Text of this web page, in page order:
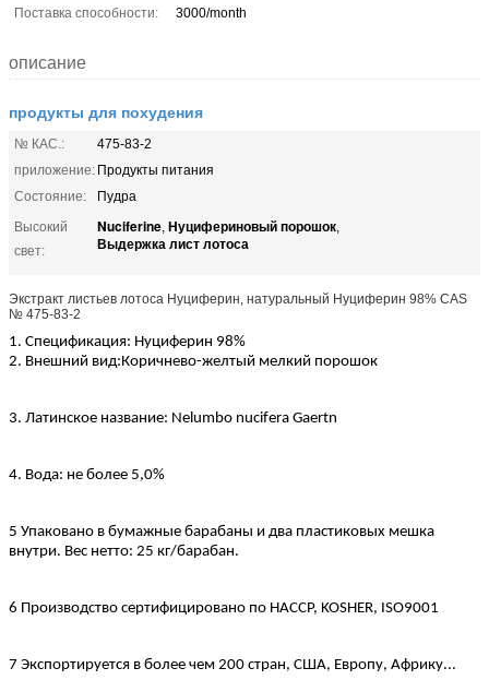
Поставка способности:
3000/month
описание
продукты для похудения
№ КАС.:
475-83-2
приложение: Продукты питания
Состояние:
Пудра
Высокий
свет:
Nuciferine, Нуцифериновый порошок,
Выдержка лист лотоса
Экстракт листьев лотоса Нуциферин, натуральный Нуциферин 98% CAS
№ 475-83-2
1. Спецификация: Нуциферин 98%
2. Внешний вид: Коричнево-желтый мелкий порошок
3. Латинское название: Nelumbo nucifera Gaertn
4. Вода: не более 5,0%
5 Упаковано в бумажные барабаны и два пластиковых мешка
внутри. Вес нетто: 25 кг/барабан.
6 Производство сертифицировано по HACCP, KOSHER, ISO9001
7 Экспортируется в более чем 200 стран, США, Европу, Африку...